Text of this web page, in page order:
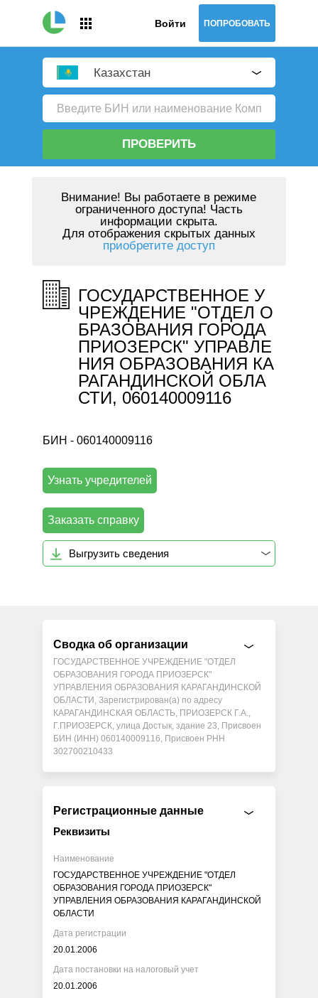
Войти ПОПРОБОВАТЬ
Казахстан
ПРОВЕРИТЬ
Внимание! Вы работаете в режиме
ограниченного доступа! Часть
информации скрыта.
Для отображения скрытых данных
приобретите доступ
ГОСУДАРСТВЕННОЕ У
ЧРЕЖДЕНИЕ "ОТДЕЛ О
БРАЗОВАНИЯ ГОРОДА
ПРИОЗЕРСК" УПРАВЛЕ
НИЯ ОБРАЗОВАНИЯ КА
РАГАНДИНСКОЙ ОБЛА
СТИ, 060140009116
БИН - 060140009116
Узнать учредителей
Заказать справку
Выгрузить сведения
Сводка об организации
ГОСУДАРСТВЕННОЕ УЧРЕЖДЕНИЕ "ОТДЕЛ
ОБРАЗОВАНИЯ ГОРОДА ПРИОЗЕРСК"
УПРАВЛЕНИЯ ОБРАЗОВАНИЯ КАРАГАНДИНСКОЙ
ОБЛАСТИ, Зарегистрирован(а) по адресу
КАРАГАНДИНСКАЯ ОБЛАСТЬ, ПРИОЗЕРСК Г.А.,
Г.ПРИОЗЕРСК, улица Достык, здание 23, Присвоен
БИН (ИНН) 060140009116, Присвоен РНН
302700210433
Регистрационные данные
Реквизиты
Наименование
ГОСУДАРСТВЕННОЕ УЧРЕЖДЕНИЕ "ОТДЕЛ
ОБРАЗОВАНИЯ ГОРОДА ПРИОЗЕРСК"
УПРАВЛЕНИЯ ОБРАЗОВАНИЯ КАРАГАНДИНСКОЙ
ОБЛАСТИ
Дата регистрации
20.01.2006
Дата постановки на налоговый учет
20.01.2006